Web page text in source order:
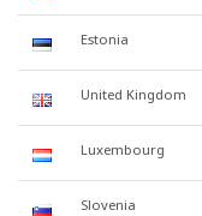
Estonia
United Kingdom
Luxembourg
Slovenia